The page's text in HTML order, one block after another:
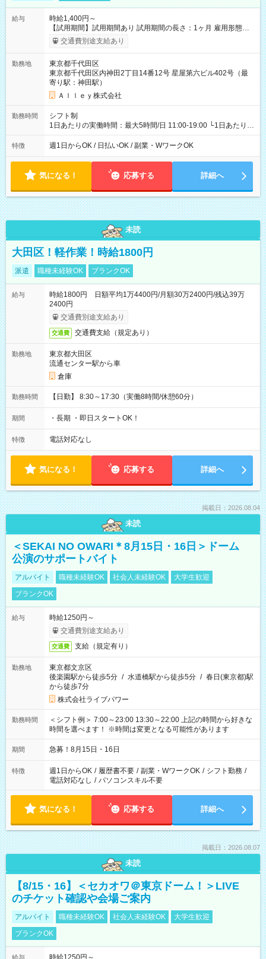
給与
時給1,400円～
【試用期間】試用期間あり 試用期間の長さ：1ヶ月 雇用形態、
給与は本採用時と同じです。
交通費別途支給あり
勤務地
東京都千代田区
東京都千代田区内神田2丁目14番12号 星屋第六ビル402号（最
寄り駅：神田駅）
Ａｌｌｅｙ株式会社
勤務時間
シフト制
1日あたりの実働時間：最大5時間/日 11:00-19:00 └1日あたりの
実働時間：1-5時間 └上記の時間帯内であれば、いつでも勤務可
能！ └平日・土曜日の中で、お好きな曜日でご勤務いただけま
18:00 などのように、自由な働き方が可能なお仕事です！
特徴 週1日からOK / 日払いOK / 副業・WワークOK
気になる！ 応募する 詳細へ
未読
大田区！軽作業！時給1800円
派遣 職種未経験OK ブランクOK
給与
時給1800円 日額平均1万4400円/月額30万2400円/残込39万
2400円
交通費別途支給あり
交通費 交通費支給（規定あり）
勤務地
東京都大田区
流通センター駅から車
倉庫
勤務時間 【日勤】 8:30～17:30（実働8時間/休憩60分）
期間 ・長期 ・即日スタートOK！
特徴 電話対応なし
気になる！ 応募する 詳細へ
掲載日：2026.08.04
未読
＜SEKAI NO OWARI＊8月15日・16日＞ドーム
公演のサポートバイト
アルバイト 職種未経験OK 社会人未経験OK
大学生歓迎
ブランクOK
給与
時給1250円～
交通費別途支給あり
交通費 支給（規定有り）
勤務地
東京都文京区
後楽園駅から徒歩5分 / 水道橋駅から徒歩5分 / 春日(東京都)駅
から徒歩7分
株式会社ライブパワー
勤務時間
＜シフト例＞ 7:00～23:00 13:30～22:00 上記の時間から好きな
時間を選べます！ ※時間は変更となる可能性があります
期間 急募！8月15日・16日
特徴 週1日からOK / 履歴書不要 / 副業・WワークOK / シフト勤務 /
電話対応なし / パソコンスキル不要
気になる！ 応募する 詳細へ
掲載日：2026.08.07
未読
【8/15・16】＜セカオワ＠東京ドーム！＞LIVE
のチケット確認や会場ご案内
アルバイト 職種未経験OK 社会人未経験OK
大学生歓迎
ブランクOK
給与 時給1250円～